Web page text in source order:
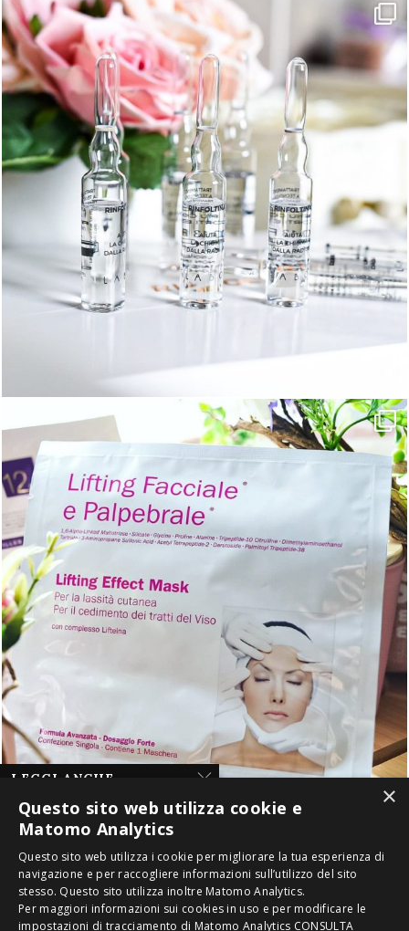
2016-2020 ® Copyright Miki Let's Go. È vietata la riproduzione anche
parziale di testi, immagini e video con qualsiasi mezzo senza preventiva
LEGGI ANCHE
Le Mie Vacanze a
Mykonos ! L’Isola
del Vento nel...
17 Settembre 2017
Girls’ night out !
1 Ottobre 2016
×
Questo sito web utilizza cookie e
Matomo Analytics
Questo sito web utilizza i cookie per migliorare la tua esperienza di
navigazione e per raccogliere informazioni sull’utilizzo del sito
stesso. Questo sito utilizza inoltre Matomo Analytics.
Per maggiori informazioni sui cookies in uso e per modificare le
impostazioni di tracciamento di Matomo Analytics CONSULTA